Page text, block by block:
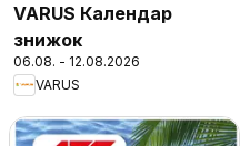
VARUS Календар
знижок
06.08. - 12.08.2026
VARUS